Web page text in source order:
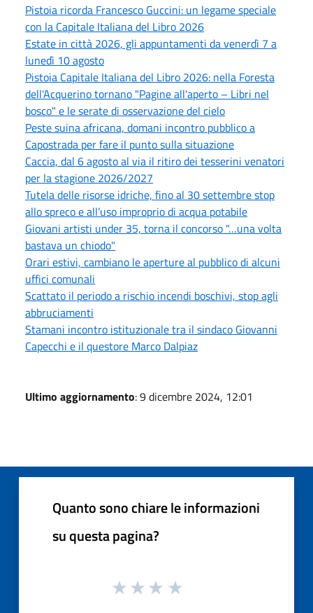
Pistoia ricorda Francesco Guccini: un legame speciale
con la Capitale Italiana del Libro 2026
Estate in città 2026, gli appuntamenti da venerdì 7 a
lunedì 10 agosto
Pistoia Capitale Italiana del Libro 2026: nella Foresta
dell'Acquerino tornano "Pagine all'aperto – Libri nel
bosco" e le serate di osservazione del cielo
Peste suina africana, domani incontro pubblico a
Capostrada per fare il punto sulla situazione
Caccia, dal 6 agosto al via il ritiro dei tesserini venatori
per la stagione 2026/2027
Tutela delle risorse idriche, fino al 30 settembre stop
allo spreco e all’uso improprio di acqua potabile
Giovani artisti under 35, torna il concorso "…una volta
bastava un chiodo"
Orari estivi, cambiano le aperture al pubblico di alcuni
uffici comunali
Scattato il periodo a rischio incendi boschivi, stop agli
abbruciamenti
Stamani incontro istituzionale tra il sindaco Giovanni
Capecchi e il questore Marco Dalpiaz
Ultimo aggiornamento: 9 dicembre 2024, 12:01
Quanto sono chiare le informazioni
su questa pagina?